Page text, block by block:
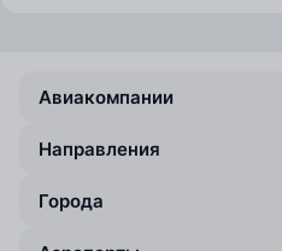
Авиакомпании
Направления
Города